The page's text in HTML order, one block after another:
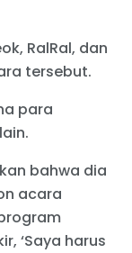
RalRal, dan
tersebut.
para
bahwa dia
acara
‘Saya harus